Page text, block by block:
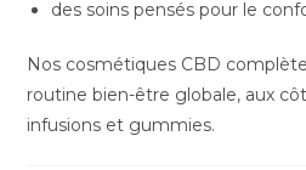
des soins pensés pour le
Nos cosmétiques CBD
routine bien-être globale, aux
infusions et gummies.